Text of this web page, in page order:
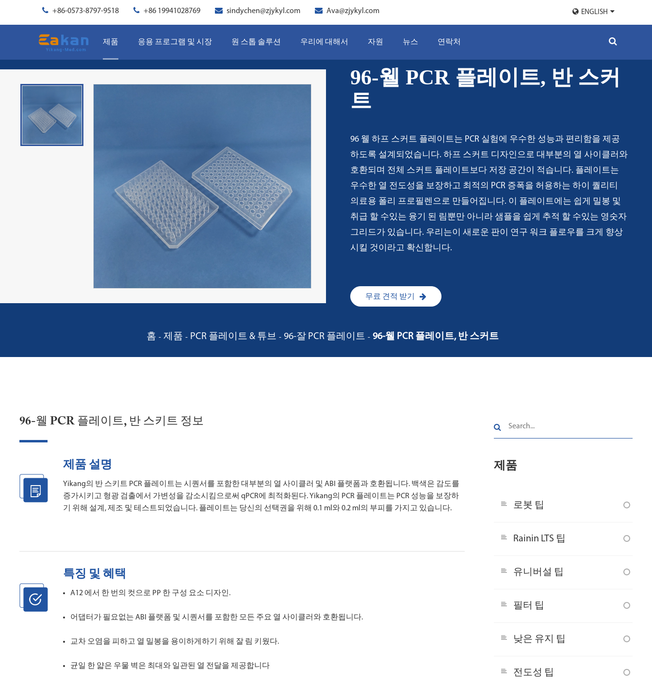
+86-0573-8797-9518 +86 19941028769 sindychen@zjykyl.com Ava@zjykyl.com ENGLISH
제품 응용 프로그램 및 시장 원 스톱 솔루션 우리에 대해서 자원 뉴스 연락처
96-웰 PCR 플레이트, 반 스커
트
96 웰 하프 스커트 플레이트는 PCR 실험에 우수한 성능과 편리함을 제공
하도록 설계되었습니다. 하프 스커트 디자인으로 대부분의 열 사이클러와
호환되며 전체 스커트 플레이트보다 저장 공간이 적습니다. 플레이트는
우수한 열 전도성을 보장하고 최적의 PCR 증폭을 허용하는 하이 퀄리티
의료용 폴리 프로필렌으로 만들어집니다. 이 플레이트에는 쉽게 밀봉 및
취급 할 수있는 융기 된 림뿐만 아니라 샘플을 쉽게 추적 할 수있는 영숫자
그리드가 있습니다. 우리는이 새로운 판이 연구 워크 플로우를 크게 향상
시킬 것이라고 확신합니다.
무료 견적 받기
홈 제품 PCR 플레이트 & 튜브 96-잘 PCR 플레이트 96-웰 PCR 플레이트, 반 스커트
96-웰 PCR 플레이트, 반 스키트 정보
제품 설명
Yikang의 반 스키트 PCR 플레이트는 시퀀서를 포함한 대부분의 열 사이클러 및 ABI 플랫폼과 호환됩니다. 백색은 감도를
증가시키고 형광 검출에서 가변성을 감소시킴으로써 qPCR에 최적화된다. Yikang의 PCR 플레이트는 PCR 성능을 보장하
기 위해 설계, 제조 및 테스트되었습니다. 플레이트는 당신의 선택권을 위해 0.1 ml와 0.2 ml의 부피를 가지고 있습니다.
특징 및 혜택
A12 에서 한 번의 컷으로 PP 한 구성 요소 디자인.
어댑터가 필요없는 ABI 플랫폼 및 시퀀서를 포함한 모든 주요 열 사이클러와 호환됩니다.
교차 오염을 피하고 열 밀봉을 용이하게하기 위해 잘 림 키웠다.
균일 한 얇은 우물 벽은 최대와 일관된 열 전달을 제공합니다
제품
로봇 팁
Rainin LTS 팁
유니버설 팁
필터 팁
낮은 유지 팁
전도성 팁